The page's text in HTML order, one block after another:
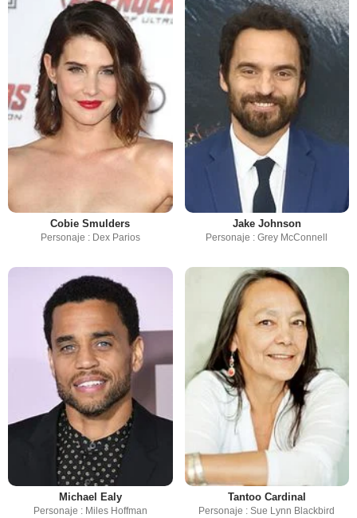
Cobie Smulders
Personaje : Dex Parios
Jake Johnson
Personaje : Grey McConnell
Michael Ealy
Personaje : Miles Hoffman
Tantoo Cardinal
Personaje : Sue Lynn Blackbird